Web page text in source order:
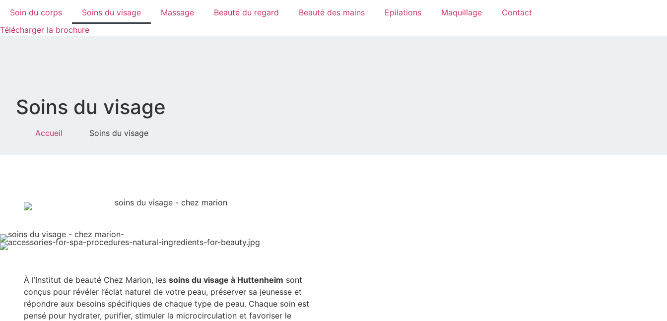
contenu
Soin du corps Soins du visage Massage Beauté du regard Beauté des mains Epilations Maquillage
Contact
Télécharger la brochure
Soins du visage
Accueil Soins du visage
À l’Institut de beauté Chez Marion, les soins du visage à Huttenheim sont
conçus pour révéler l’éclat naturel de votre peau, préserver sa jeunesse et
répondre aux besoins spécifiques de chaque type de peau. Chaque soin est
pensé pour hydrater, purifier, stimuler la microcirculation et favoriser le